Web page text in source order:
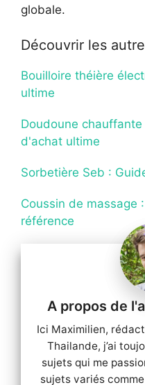
globale.
Découvrir les
Bouilloire théière
ultime
Doudoune
d'achat ultime
Sorbetière Seb :
Coussin de massage
référence
Ici Maximilien,
Thailande, j’ai
sujets qui me
sujets variés